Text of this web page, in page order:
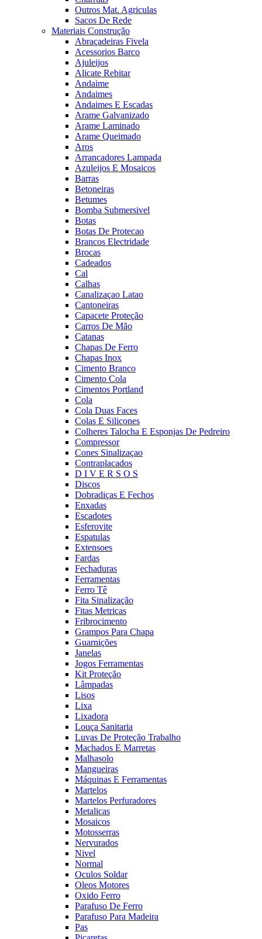
Outros Mat. Agriculas
Sacos De Rede
Materiais Construção
Abraçadeiras Fivela
Acessorios Barco
Ajuleijos
Alicate Rebitar
Andaime
Andaimes
Andaimes E Escadas
Arame Galvanizado
Arame Laminado
Arame Queimado
Aros
Arrancadores Lampada
Azuleijos E Mosaicos
Barras
Betoneiras
Betumes
Bomba Submersivel
Botas
Botas De Protecao
Brancos Electridade
Brocas
Cadeados
Cal
Calhas
Canalizaçao Latao
Cantoneiras
Capacete Proteção
Carros De Mão
Catanas
Chapas De Ferro
Chapas Inox
Cimento Branco
Cimento Cola
Cimentos Portland
Cola
Cola Duas Faces
Colas E Silicones
Colheres Talocha E Esponjas De Pedreiro
Compressor
Cones Sinalizaçao
Contraplacados
D I V E R S O S
Discos
Dobradiças E Fechos
Enxadas
Escadotes
Esferovite
Espatulas
Extensoes
Fardas
Fechaduras
Ferramentas
Ferro Tê
Fita Sinalização
Fitas Metricas
Fribrocimento
Grampos Para Chapa
Guarnições
Janelas
Jogos Ferramentas
Kit Proteção
Lâmpadas
Lisos
Lixa
Lixadora
Louça Sanitaria
Luvas De Proteção Trabalho
Machados E Marretas
Malhasolo
Mangueiras
Máquinas E Ferramentas
Martelos
Martelos Perfuradores
Metalicas
Mosaicos
Motosserras
Nervurados
Nivel
Normal
Oculos Soldar
Oleos Motores
Oxido Ferro
Parafuso De Ferro
Parafuso Para Madeira
Pas